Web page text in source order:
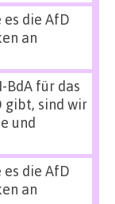
es die AfD
an
BdA für das
gibt, sind wir
und
es die AfD
an